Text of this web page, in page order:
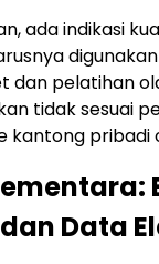
ada indikasi
dan pelatihan
tidak sesuai
kantong
Data